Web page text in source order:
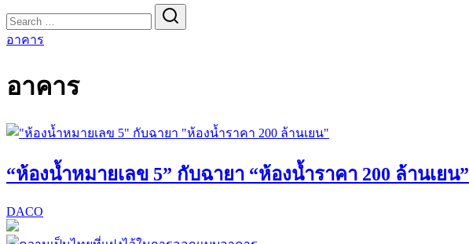
for:
อาคาร
อาคาร
“ห้องน้ำหมายเลข 5” กับฉายา “ห้องน้ำราคา 200 ล้านเยน”
DACO